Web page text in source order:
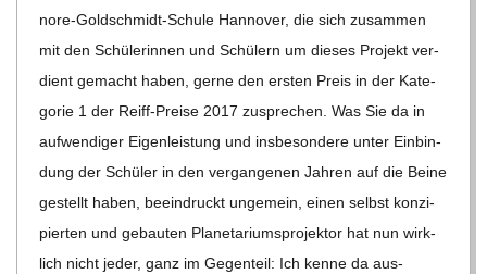
D
T
S
nore-Gold­schmidt-Schule Han­no­ver, die sich zusam­men
mit den Schü­le­rin­nen und Schü­lern um die­ses Pro­jekt ver­
dient gemacht haben, gerne den ers­ten Preis in der Kate­
go­rie 1 der Reiff-Preise 2017 zuspre­chen. Was Sie da in
auf­wen­di­ger Eigen­leis­tung und ins­be­son­dere unter Ein­bin­
dung der Schü­ler in den ver­gan­ge­nen Jah­ren auf die Beine
gestellt haben, beein­druckt unge­mein, einen selbst kon­zi­
pier­ten und gebau­ten Pla­ne­ta­ri­ums­pro­jek­tor hat nun wirk­
lich nicht jeder, ganz im Gegen­teil: Ich kenne da aus­